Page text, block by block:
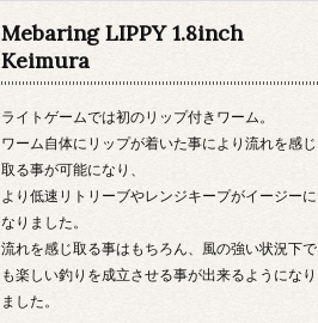
Mebaring LIPPY 1.8inch
Keimura
ライトゲームでは初のリップ付きワーム。
ワーム自体にリップが着いた事により流れを感じ
取る事が可能になり、
より低速リトリーブやレンジキープがイージーに
なりました。
流れを感じ取る事はもちろん、風の強い状況下で
も楽しい釣りを成立させる事が出来るようになり
ました。